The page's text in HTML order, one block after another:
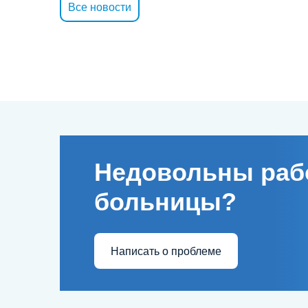
Все новости
Недовольны
больницы?
Написать о проблеме